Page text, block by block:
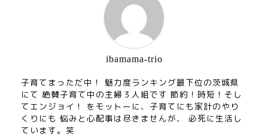
ibamama-trio
子育てまっただ中！ 魅力度ランキング最下位の茨城県
にて 絶賛子育て中の主婦３人組です 節約！時短！そし
てエンジョイ！ をモットーに、子育てにも家計のやり
くりにも 悩みと心配事は尽きませんが、 必死に生活し
ています。笑